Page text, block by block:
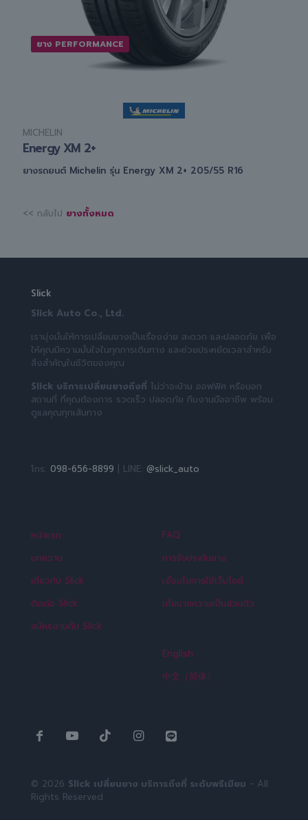
ยาง PERFORMANCE
MICHELIN
Energy XM 2+
ยางรถยนต์ Michelin รุ่น Energy XM 2+ 205/55 R16
<< กลับไป ยางทั้งหมด
Slick
Slick Auto Co., Ltd.
เรามุ่งมั่นให้การเปลี่ยนยางเป็นเรื่องง่าย สะดวก และปลอดภัย เพื่อ
ให้คุณมีความมั่นใจในทุกการเดินทาง และช่วยประหยัดเวลาสำหรับ
สิ่งสำคัญในชีวิตของคุณ
Slick บริการเปลี่ยนยางถึงที่ ไม่ว่าจะบ้าน ออฟฟิศ หรือนอก
สถานที่ ที่คุณต้องการ รวดเร็ว ปลอดภัย ทีมงานมืออาชีพ พร้อม
ดูแลคุณทุกเส้นทาง
โทร: 098-656-8899 | LINE: @slick_auto
หน้าแรก
บทความ
เกี่ยวกับ Slick
ติดต่อ Slick
สมัครงานกับ Slick
FAQ
การรับประกันยาง
เงื่อนไขการใช้เว็บไซต์
นโยบายความเป็นส่วนตัว
English
中文（简体）
© 2026 Slick เปลี่ยนยาง บริการถึงที่ ระดับพรีเมียม - All
Rights Reserved